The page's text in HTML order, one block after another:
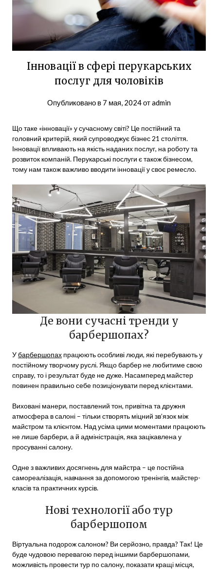
Інновації в сфері перукарських
послуг для чоловіків
Опубликовано в 7 мая, 2024отadmin
Що таке «інновації» у сучасному світі? Це постійний та
головний критерій, який супроводжує бізнес 21 століття.
Інновації впливають на якість наданих послуг, на роботу та
розвиток компаній. Перукарські послуги є також бізнесом,
тому нам також важливо вводити інновації у своє ремесло.
Де вони сучасні тренди у
барбершопах?
Убарбершопах працюють особливі люди, які перебувають у
постійному творчому руслі. Якщо барбер не любитиме свою
справу, то і результат буде не дуже. Насамперед майстер
повинен правильно себе позиціонувати перед клієнтами.
Виховані манери, поставлений тон, привітна та дружня
атмосфера в салоні – тільки створять міцний зв’язок між
майстром та клієнтом. Над усіма цими моментами працюють
не лише барбери, а й адміністрація, яка зацікавлена у
просуванні салону.
Одне з важливих досягнень для майстра – це постійна
самореалізація, навчання за допомогою тренінгів, майстер-
класів та практичних курсів.
Нові технології або тур
барбершопом
Віртуальна подорож салоном? Ви серйозно, правда? Так! Це
буде чудовою перевагою перед іншими барбершопами,
можливість провести тур по салону, показати кращі місця,